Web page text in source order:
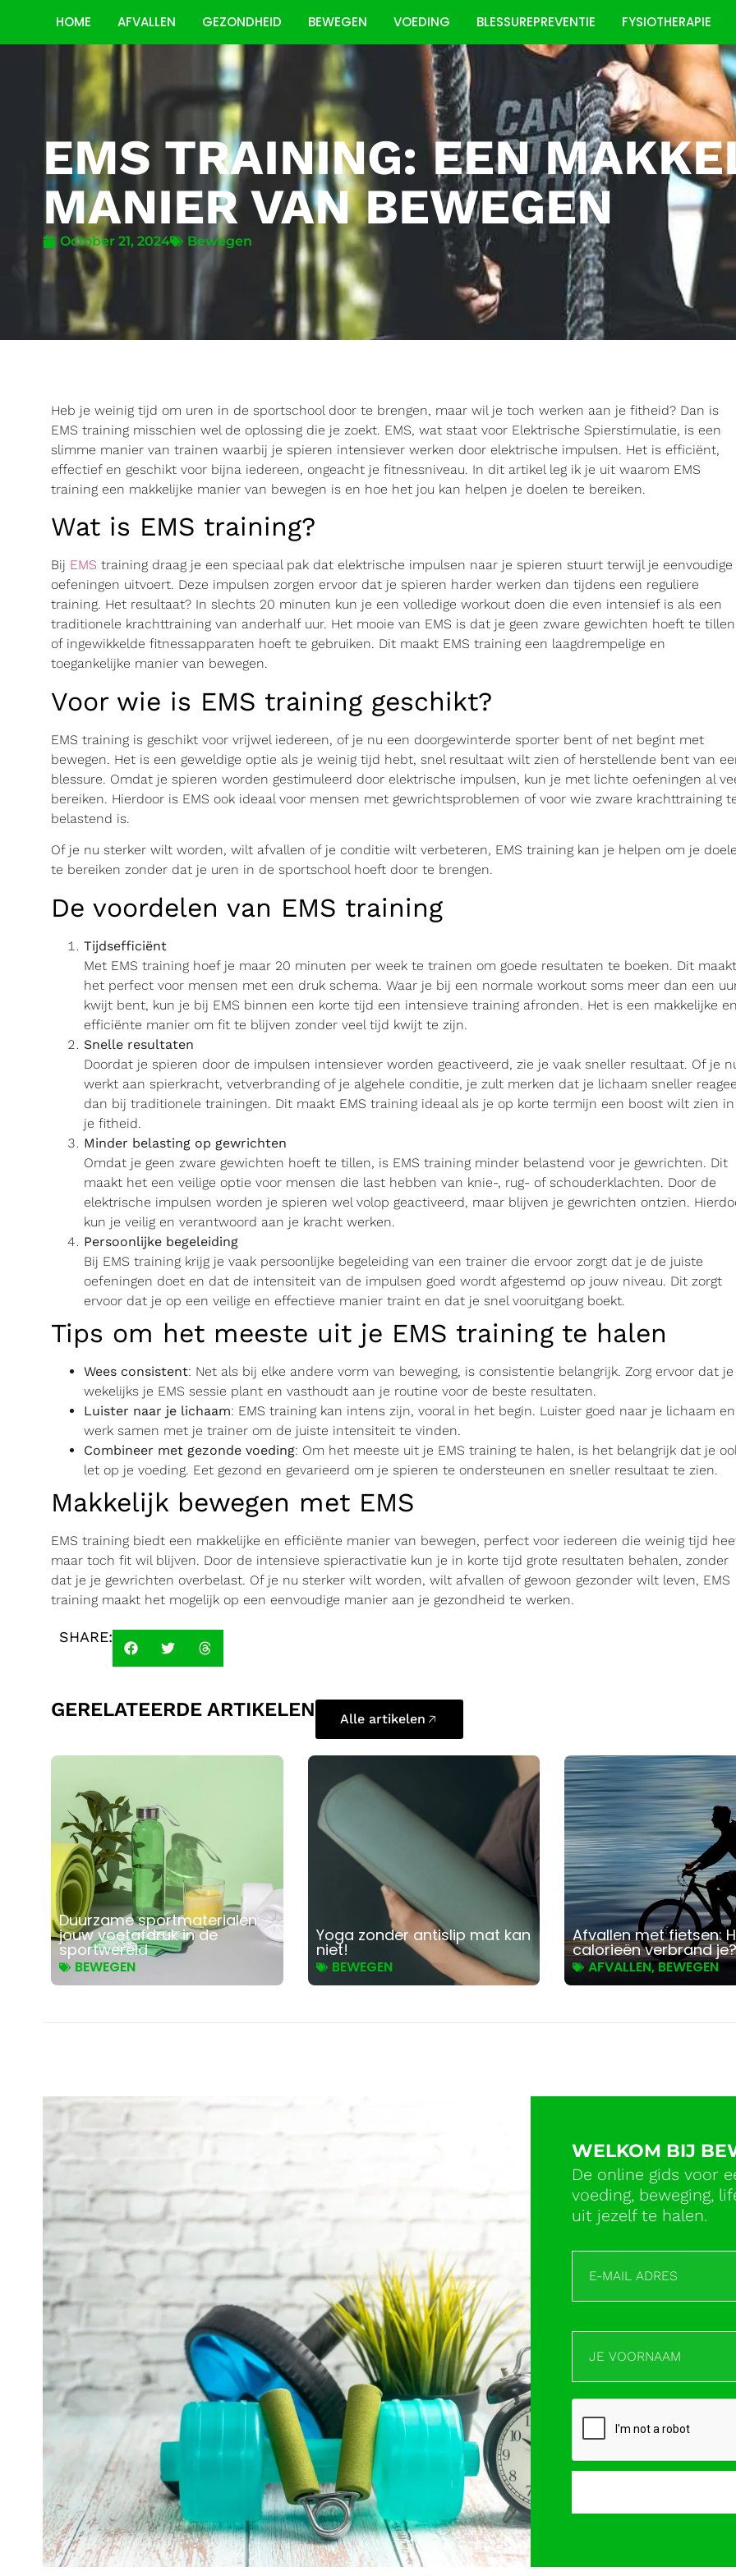
HOME AFVALLEN GEZONDHEID BEWEGEN VOEDING BLESSUREPREVENTIE FYSIOTHERAPIE
EMS TRAINING: EEN
MANIER VAN BEWEGEN
October 21, 2024 Bewegen
Heb je weinig tijd om uren in de sportschool door te brengen, maar wil je toch werken aan je fitheid? Dan is
EMS training misschien wel de oplossing die je zoekt. EMS, wat staat voor Elektrische Spierstimulatie, is een
slimme manier van trainen waarbij je spieren intensiever werken door elektrische impulsen. Het is efficiënt,
effectief en geschikt voor bijna iedereen, ongeacht je fitnessniveau. In dit artikel leg ik je uit waarom EMS
training een makkelijke manier van bewegen is en hoe het jou kan helpen je doelen te bereiken.
Wat is EMS training?
Bij EMS training draag je een speciaal pak dat elektrische impulsen naar je spieren stuurt terwijl je eenvoudige
oefeningen uitvoert. Deze impulsen zorgen ervoor dat je spieren harder werken dan tijdens een reguliere
training. Het resultaat? In slechts 20 minuten kun je een volledige workout doen die even intensief is als een
traditionele krachttraining van anderhalf uur. Het mooie van EMS is dat je geen zware gewichten hoeft te tillen
of ingewikkelde fitnessapparaten hoeft te gebruiken. Dit maakt EMS training een laagdrempelige en
toegankelijke manier van bewegen.
Voor wie is EMS training geschikt?
EMS training is geschikt voor vrijwel iedereen, of je nu een doorgewinterde sporter bent of net begint met
bewegen. Het is een geweldige optie als je weinig tijd hebt, snel resultaat wilt zien of herstellende bent van
blessure. Omdat je spieren worden gestimuleerd door elektrische impulsen, kun je met lichte oefeningen al
bereiken. Hierdoor is EMS ook ideaal voor mensen met gewrichtsproblemen of voor wie zware krachttraining
belastend is.
Of je nu sterker wilt worden, wilt afvallen of je conditie wilt verbeteren, EMS training kan je helpen om je
te bereiken zonder dat je uren in de sportschool hoeft door te brengen.
De voordelen van EMS training
Tijdsefficiënt
Met EMS training hoef je maar 20 minuten per week te trainen om goede resultaten te boeken. Dit maakt
het perfect voor mensen met een druk schema. Waar je bij een normale workout soms meer dan een
kwijt bent, kun je bij EMS binnen een korte tijd een intensieve training afronden. Het is een makkelijke
efficiënte manier om fit te blijven zonder veel tijd kwijt te zijn.
Snelle resultaten
Doordat je spieren door de impulsen intensiever worden geactiveerd, zie je vaak sneller resultaat. Of je
werkt aan spierkracht, vetverbranding of je algehele conditie, je zult merken dat je lichaam sneller
dan bij traditionele trainingen. Dit maakt EMS training ideaal als je op korte termijn een boost wilt zien in
je fitheid.
Minder belasting op gewrichten
Omdat je geen zware gewichten hoeft te tillen, is EMS training minder belastend voor je gewrichten. Dit
maakt het een veilige optie voor mensen die last hebben van knie-, rug- of schouderklachten. Door de
elektrische impulsen worden je spieren wel volop geactiveerd, maar blijven je gewrichten ontzien.
kun je veilig en verantwoord aan je kracht werken.
Persoonlijke begeleiding
Bij EMS training krijg je vaak persoonlijke begeleiding van een trainer die ervoor zorgt dat je de juiste
oefeningen doet en dat de intensiteit van de impulsen goed wordt afgestemd op jouw niveau. Dit zorgt
ervoor dat je op een veilige en effectieve manier traint en dat je snel vooruitgang boekt.
Tips om het meeste uit je EMS training te halen
Wees consistent: Net als bij elke andere vorm van beweging, is consistentie belangrijk. Zorg ervoor dat je
wekelijks je EMS sessie plant en vasthoudt aan je routine voor de beste resultaten.
Luister naar je lichaam: EMS training kan intens zijn, vooral in het begin. Luister goed naar je lichaam en
werk samen met je trainer om de juiste intensiteit te vinden.
Combineer met gezonde voeding: Om het meeste uit je EMS training te halen, is het belangrijk dat je
let op je voeding. Eet gezond en gevarieerd om je spieren te ondersteunen en sneller resultaat te zien.
Makkelijk bewegen met EMS
EMS training biedt een makkelijke en efficiënte manier van bewegen, perfect voor iedereen die weinig tijd
maar toch fit wil blijven. Door de intensieve spieractivatie kun je in korte tijd grote resultaten behalen, zonder
dat je je gewrichten overbelast. Of je nu sterker wilt worden, wilt afvallen of gewoon gezonder wilt leven, EMS
training maakt het mogelijk op een eenvoudige manier aan je gezondheid te werken.
SHARE:
GERELATEERDE ARTIKELEN Alle artikelen
Duurzame sportmaterialen:
jouw voetafdruk in de
sportwereld
BEWEGEN
Yoga zonder antislip mat kan
niet!
BEWEGEN
Afvallen met fietsen:
calorieën verbrand je?
AFVALLEN,BEWEGEN
WELKOM BIJ
De online gids voor
voeding, beweging,
uit jezelf te halen.